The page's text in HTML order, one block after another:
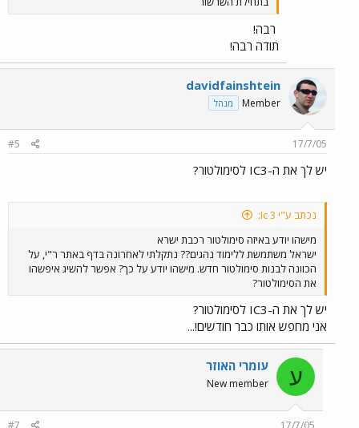
רבה!
תודה רבה!
davidfainshtein
Member מנהל
17/7/05
#5
יש לך את ה-IC3 לסימולטור?
נכתב ע"י Ic 3:
מישהו יודע באיזה סימולטור רכבת ישרא
ישראל משתמשת ללימוד נהגים?? נתקלתי לאחרונה בדף באתר ר"י, על
הכוונה לבנות סימולטור חדש. מישהו יודע על כך? אפשר להשיג איפשהו
את הסימולטור?
יש לך את ה-IC3 לסימולטור?
אני מחפש אותו כבר חודשים!...
ע עומרי האוזר
New member
17/7/05
#7